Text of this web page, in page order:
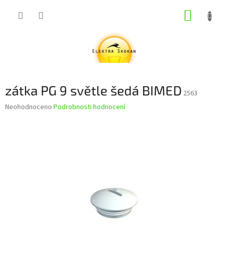
zátka PG 9 světle šedá BIMED 2563
Průměrné
Neohodnoceno Podrobnosti hodnocení